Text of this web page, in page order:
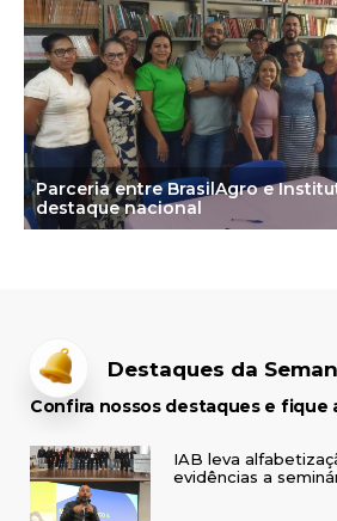
Parceria entre BrasilAgro e
destaque nacional
Destaques da
Confira nossos destaques e fique
IAB leva
evidências a